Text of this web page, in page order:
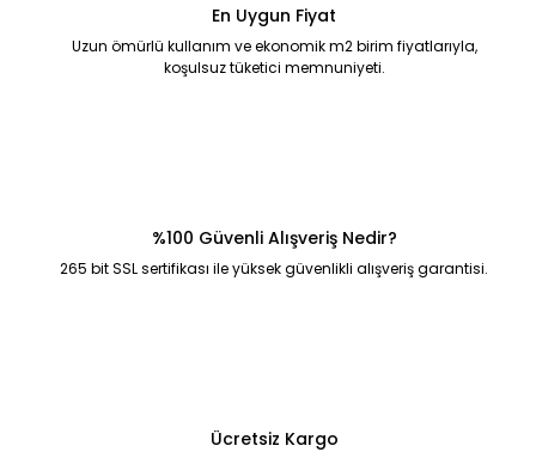
En Uygun Fiyat
Uzun ömürlü kullanım ve ekonomik m2 birim fiyatlarıyla,
koşulsuz tüketici memnuniyeti.
%100 Güvenli Alışveriş Nedir?
265 bit SSL sertifikası ile yüksek güvenlikli alışveriş garantisi.
Ücretsiz Kargo